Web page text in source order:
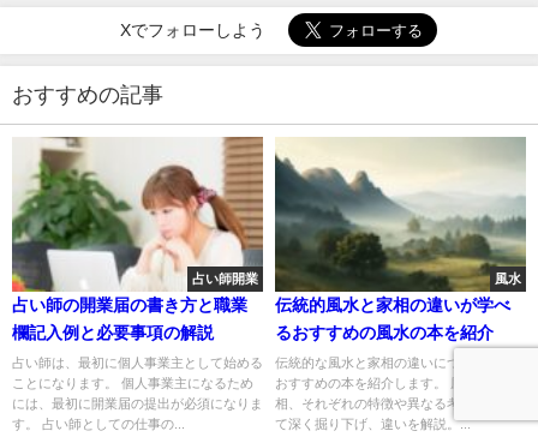
Xでフォローしよう
おすすめの記事
占い師開業
占い師の開業届の書き方と職業
欄記入例と必要事項の解説
占い師は、最初に個人事業主として始める
ことになります。 個人事業主になるため
には、最初に開業届の提出が必須になりま
す。 占い師としての仕事の...
風水
伝統的風水と家相の違いが学べ
るおすすめの風水の本を紹介
伝統的な風水と家相の違いについて学べる
おすすめの本を紹介します。 風水と家
相、それぞれの特徴や異なる考え方につい
て深く掘り下げ、違いを解説。...